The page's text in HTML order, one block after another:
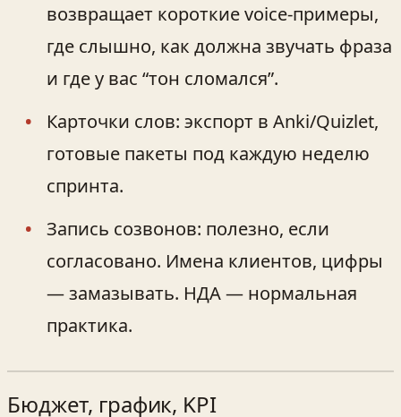
возвращает короткие voice-примеры,
где слышно, как должна звучать фраза
и где у вас “тон сломался”.
Карточки слов: экспорт в Anki/Quizlet,
готовые пакеты под каждую неделю
спринта.
Запись созвонов: полезно, если
согласовано. Имена клиентов, цифры
— замазывать. НДА — нормальная
практика.
Бюджет, график, KPI